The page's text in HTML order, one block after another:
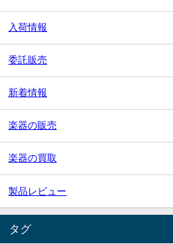
入荷情報
委託販売
新着情報
楽器の販売
楽器の買取
製品レビュー
タグ